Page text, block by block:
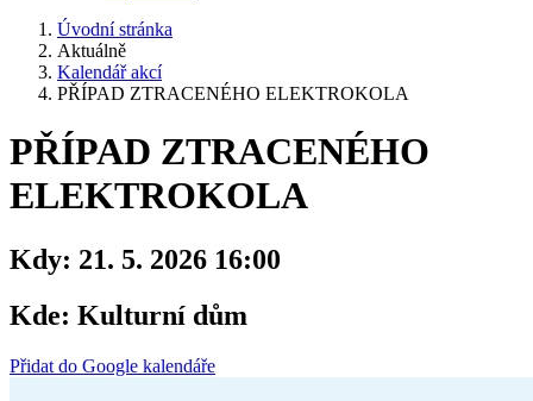
Úvodní stránka
Aktuálně
Kalendář akcí
PŘÍPAD ZTRACENÉHO ELEKTROKOLA
PŘÍPAD ZTRACENÉHO
ELEKTROKOLA
Kdy: 21. 5. 2026 16:00
Kde: Kulturní dům
Přidat do Google kalendáře